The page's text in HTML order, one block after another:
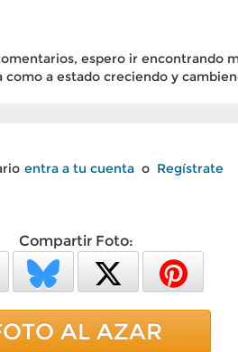
espero ir encontrando
como a estado creciendo y
entra a tu cuenta o Regístrate
Compartir Foto:
AL AZAR